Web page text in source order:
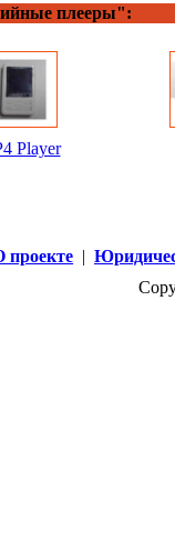
плееры":
Player
проекте |